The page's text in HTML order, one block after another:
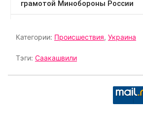
Категории: Происшествия, Украина
Тэги: Саакашвили